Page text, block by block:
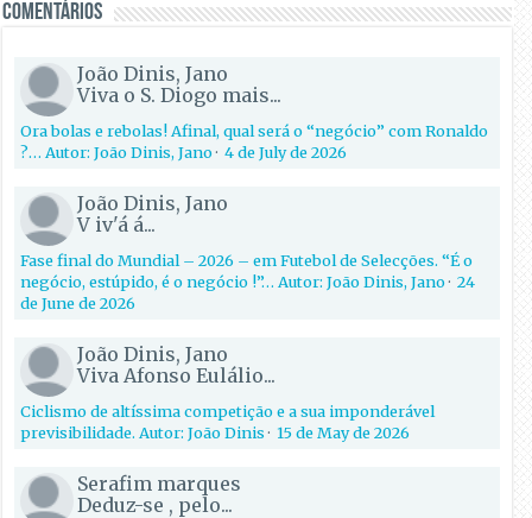
Comentários
João Dinis, Jano
Viva o S. Diogo mais...
Ora bolas e rebolas! Afinal, qual será o “negócio” com Ronaldo
?… Autor: João Dinis, Jano·4 de July de 2026
João Dinis, Jano
V iv'á á...
Fase final do Mundial – 2026 – em Futebol de Selecções. “É o
negócio, estúpido, é o negócio !”… Autor: João Dinis, Jano·24
de June de 2026
João Dinis, Jano
Viva Afonso Eulálio...
Ciclismo de altíssima competição e a sua imponderável
previsibilidade. Autor: João Dinis·15 de May de 2026
Serafim marques
Deduz-se , pelo...